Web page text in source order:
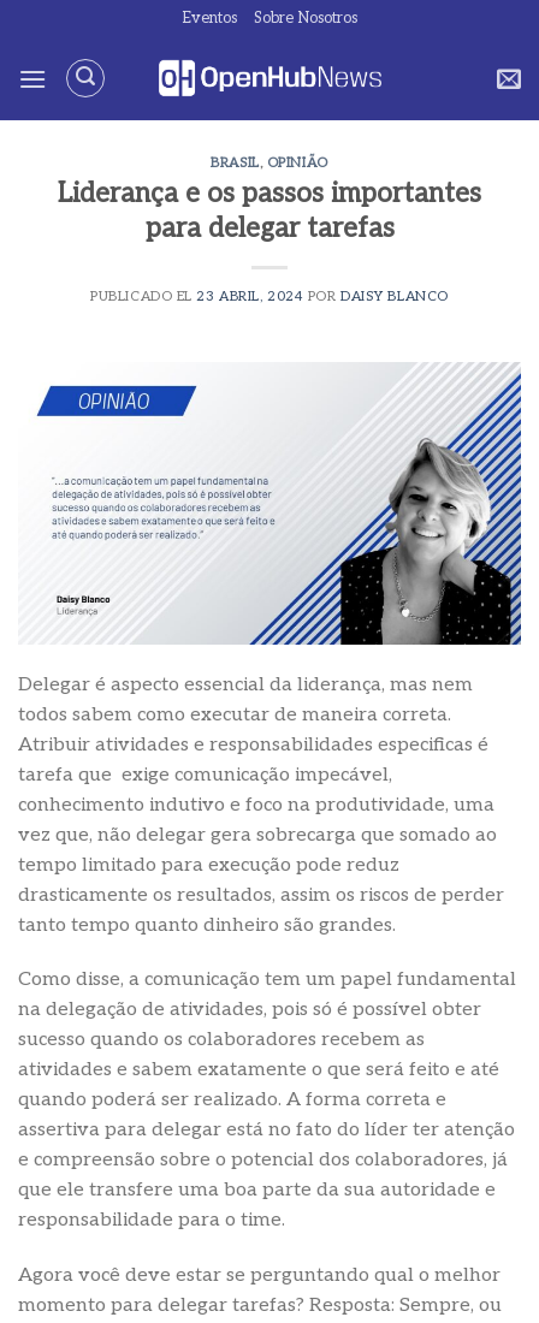
contenido
Eventos Sobre Nosotros
BRASIL, OPINIÃO
Liderança e os passos importantes
para delegar tarefas
PUBLICADO EL 23 ABRIL, 2024 PORDAISY BLANCO
Delegar é aspecto essencial da liderança, mas nem
todos sabem como executar de maneira correta.
Atribuir atividades e responsabilidades especificas é
tarefa que exige comunicação impecável,
conhecimento indutivo e foco na produtividade, uma
vez que, não delegar gera sobrecarga que somado ao
tempo limitado para execução pode reduz
drasticamente os resultados, assim os riscos de perder
tanto tempo quanto dinheiro são grandes.
Como disse, a comunicação tem um papel fundamental
na delegação de atividades, pois só é possível obter
sucesso quando os colaboradores recebem as
atividades e sabem exatamente o que será feito e até
quando poderá ser realizado. A forma correta e
assertiva para delegar está no fato do líder ter atenção
e compreensão sobre o potencial dos colaboradores, já
que ele transfere uma boa parte da sua autoridade e
responsabilidade para o time.
Agora você deve estar se perguntando qual o melhor
momento para delegar tarefas? Resposta: Sempre, ou